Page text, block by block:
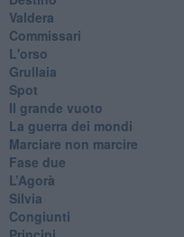
Valdera
Commissari
L'orso
Grullaia
Spot
​Il grande vuoto
​La guerra dei mondi
Marciare non marcire
Fase due
L’Agorà
Silvia
Congiunti